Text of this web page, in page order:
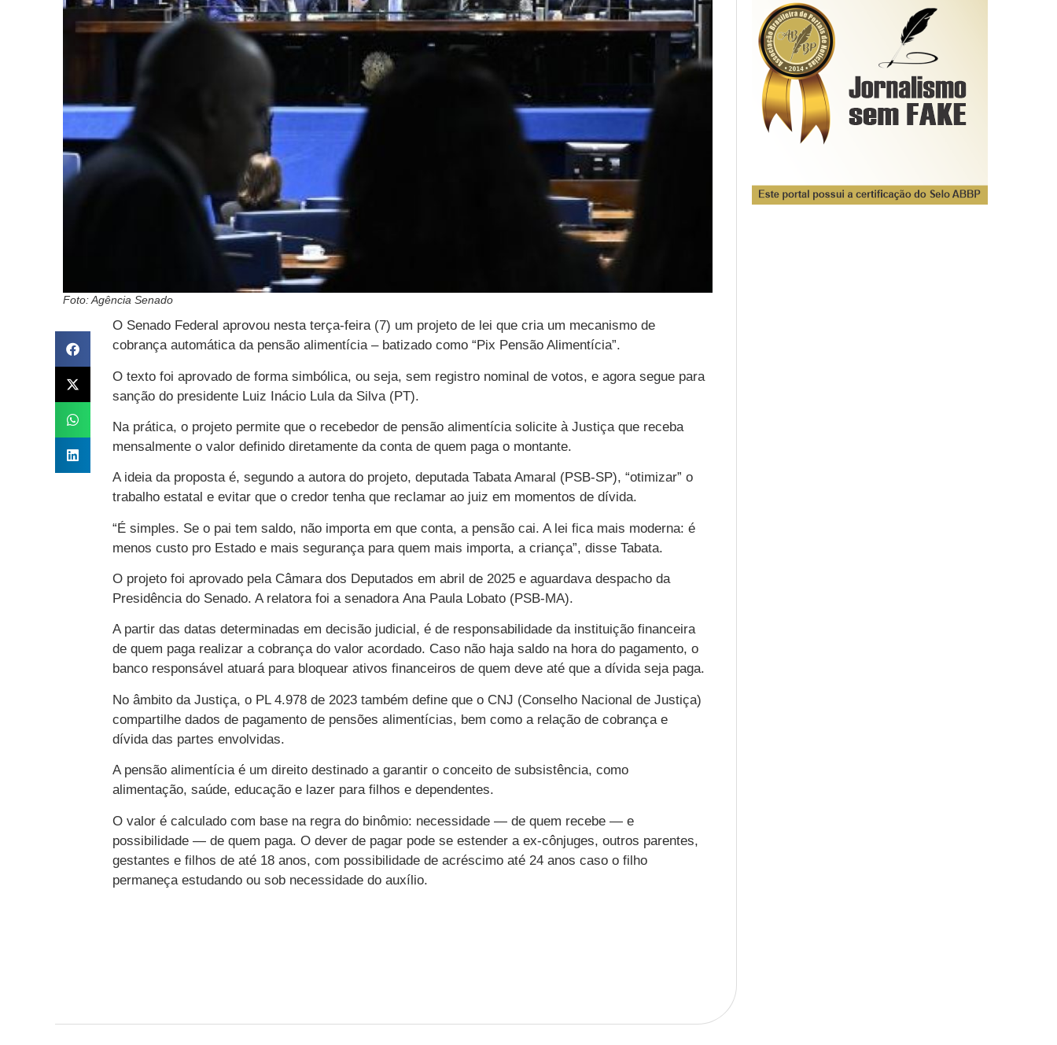
Foto: Agência Senado
O Senado Federal aprovou nesta terça-feira (7) um projeto de lei que cria um mecanismo de
cobrança automática da pensão alimentícia – batizado como “Pix Pensão Alimentícia”.
O texto foi aprovado de forma simbólica, ou seja, sem registro nominal de votos, e agora segue para
sanção do presidente Luiz Inácio Lula da Silva (PT).
Na prática, o projeto permite que o recebedor de pensão alimentícia solicite à Justiça que receba
mensalmente o valor definido diretamente da conta de quem paga o montante.
A ideia da proposta é, segundo a autora do projeto, deputada Tabata Amaral (PSB-SP), “otimizar” o
trabalho estatal e evitar que o credor tenha que reclamar ao juiz em momentos de dívida.
“É simples. Se o pai tem saldo, não importa em que conta, a pensão cai. A lei fica mais moderna: é
menos custo pro Estado e mais segurança para quem mais importa, a criança”, disse Tabata.
O projeto foi aprovado pela Câmara dos Deputados em abril de 2025 e aguardava despacho da
Presidência do Senado. A relatora foi a senadora Ana Paula Lobato (PSB-MA).
A partir das datas determinadas em decisão judicial, é de responsabilidade da instituição financeira
de quem paga realizar a cobrança do valor acordado. Caso não haja saldo na hora do pagamento, o
banco responsável atuará para bloquear ativos financeiros de quem deve até que a dívida seja paga.
No âmbito da Justiça, o PL 4.978 de 2023 também define que o CNJ (Conselho Nacional de Justiça)
compartilhe dados de pagamento de pensões alimentícias, bem como a relação de cobrança e
dívida das partes envolvidas.
A pensão alimentícia é um direito destinado a garantir o conceito de subsistência, como
alimentação, saúde, educação e lazer para filhos e dependentes.
O valor é calculado com base na regra do binômio: necessidade — de quem recebe — e
possibilidade — de quem paga. O dever de pagar pode se estender a ex-cônjuges, outros parentes,
gestantes e filhos de até 18 anos, com possibilidade de acréscimo até 24 anos caso o filho
permaneça estudando ou sob necessidade do auxílio.